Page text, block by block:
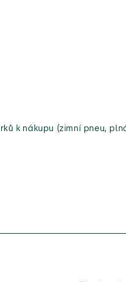
k nákupu (zimní pneu,